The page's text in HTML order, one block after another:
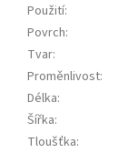
Použití:
Povrch:
Tvar:
Proměnlivost:
Délka:
Šířka:
Tloušťka: